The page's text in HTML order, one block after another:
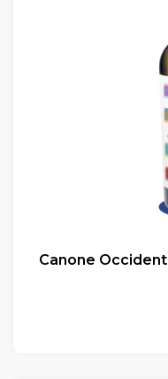
Canone